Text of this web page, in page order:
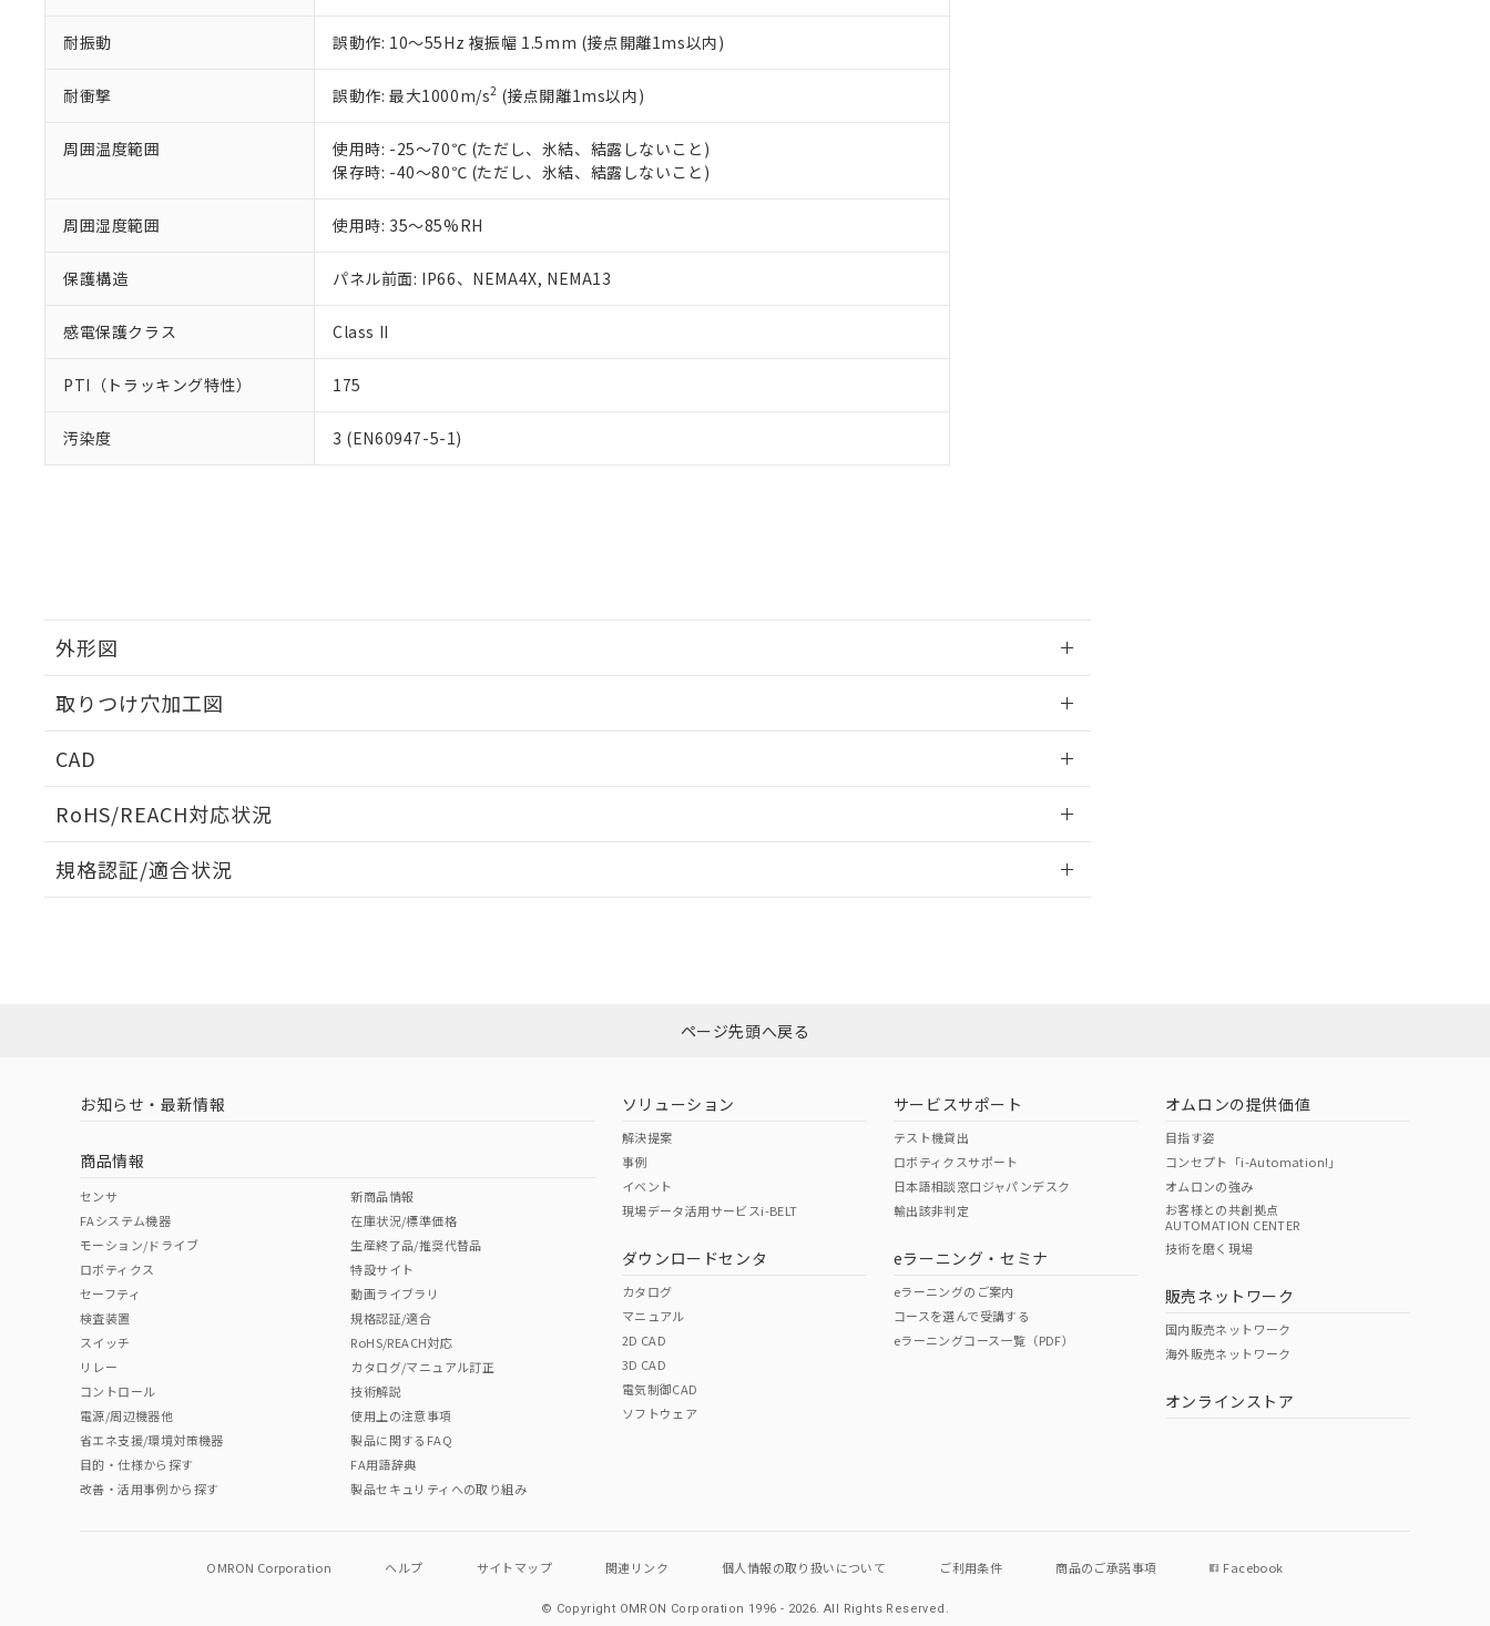
耐振動 誤動作: 10～55Hz 複振幅 1.5mm (接点開離1ms以内)
耐衝撃 誤動作: 最大1000m/s2 (接点開離1ms以内)
周囲温度範囲
使用時: -25～70℃ (ただし、氷結、結露しないこと)
保存時: -40～80℃ (ただし、氷結、結露しないこと)
周囲湿度範囲 使用時: 35～85%RH
保護構造 パネル前面: IP66、NEMA4X, NEMA13
感電保護クラス Class II
PTI（トラッキング特性） 175
汚染度 3 (EN60947-5-1)
外形図
取りつけ穴加工図
CAD
RoHS/REACH対応状況
EU RoHS 注意事項・凡例
ダウンロードはこちら
中国 RoHS 注意事項・凡例
中国 RoHS表
Pb Hg Cr(VI)
O O
"対応済み"や非含有の記載がされた商品であっても、流通在庫等で未対応品が混在する可能性があります。
非含有品が必要な際は、弊社営業部門もしくは販売店へお問い合わせください。
規格認証/適合状況
（イギリス
（ノルウェー
（日本
（アメリカ
この製品の規格認証/適合状況ページへ
その他の認証はこちらのページからご検索ください
また、RoHS指令のフタル酸エステル類４物質の対応では、対応完了までの期間は出荷製品に未対応品が
混在することから備考欄に対応日を記載しておりました。
り割愛しております。
ページ先頭へ戻る
お知らせ・最新情報
商品情報
センサ
FAシステム機器
モーション/ドライブ
ロボティクス
セーフティ
検査装置
スイッチ
リレー
コントロール
電源/周辺機器他
省エネ支援/環境対策機器
目的・仕様から探す
改善・活用事例から探す
新商品情報
在庫状況/標準価格
生産終了品/推奨代替品
特設サイト
動画ライブラリ
規格認証/適合
RoHS/REACH対応
カタログ/マニュアル訂正
技術解説
使用上の注意事項
製品に関するFAQ
FA用語辞典
製品セキュリティへの取り組み
ソリューション
解決提案
事例
イベント
現場データ活用サービスi-BELT
ダウンロードセンタ
カタログ
マニュアル
2D CAD
3D CAD
電気制御CAD
ソフトウェア
サービスサポート
テスト機貸出
ロボティクスサポート
日本語相談窓口ジャパンデスク
輸出該非判定
eラーニング・セミナ
eラーニングのご案内
コースを選んで受講する
eラーニングコース一覧（PDF）
オムロンの提供価値
目指す姿
コンセプト「i-Automation!」
オムロンの強み
お客様との共創拠点
AUTOMATION CENTER
技術を磨く現場
販売ネットワーク
国内販売ネットワーク
海外販売ネットワーク
オンラインストア
OMRON Corporation ヘルプ サイトマップ 関連リンク 個人情報の取り扱いについて ご利用条件 商品のご承諾事項 Facebook
© Copyright OMRON Corporation 1996 - 2026.All Rights Reserved.